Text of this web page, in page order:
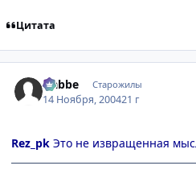
Цитата
Nabbe Старожилы
14 Ноября, 200421 г
Rez_pk Это не извращенная